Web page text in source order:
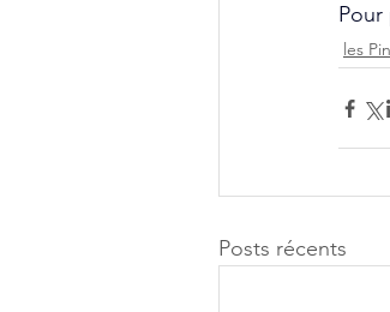
les
Posts récents